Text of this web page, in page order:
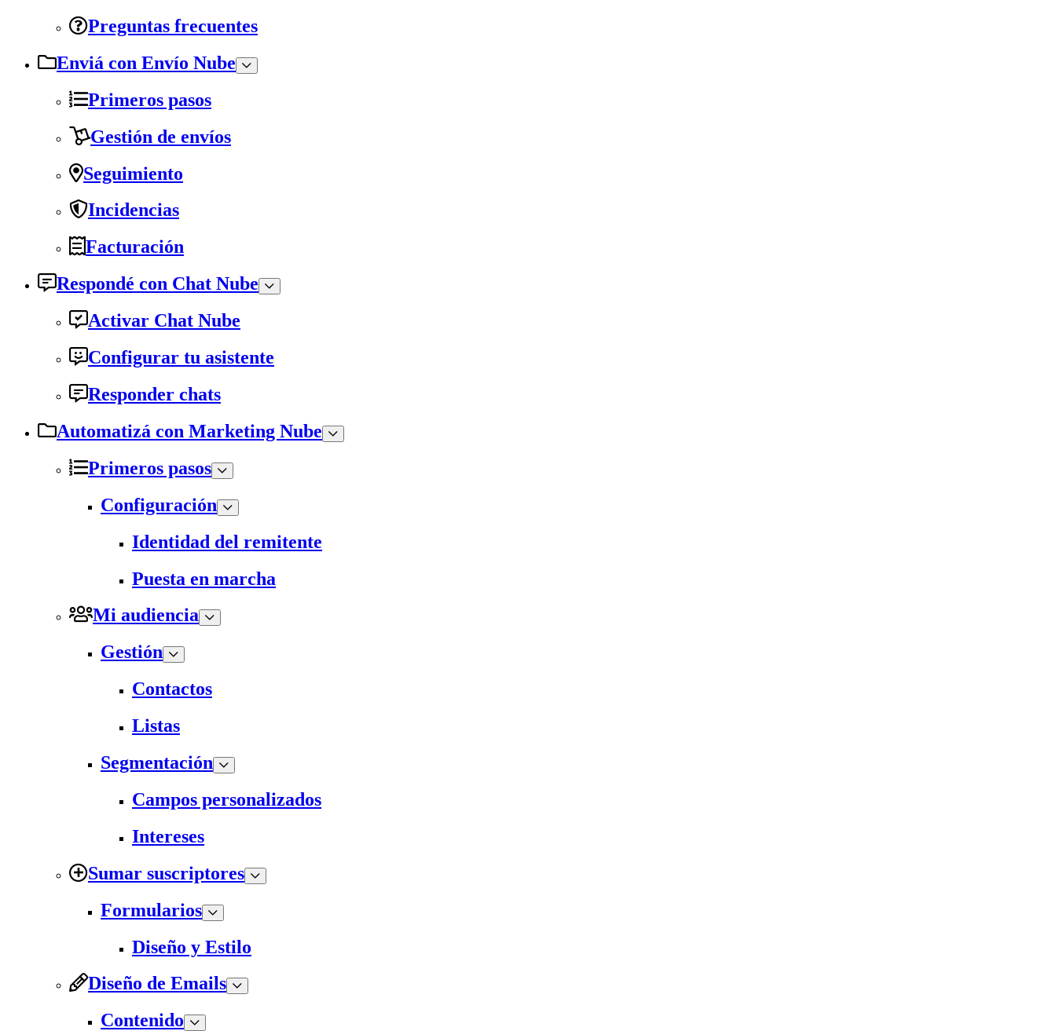
Preguntas frecuentes
Enviá con Envío Nube
Primeros pasos
Gestión de envíos
Seguimiento
Incidencias
Facturación
Respondé con Chat Nube
Activar Chat Nube
Configurar tu asistente
Responder chats
Automatizá con Marketing Nube
Primeros pasos
Configuración
Identidad del remitente
Puesta en marcha
Mi audiencia
Gestión
Contactos
Listas
Segmentación
Campos personalizados
Intereses
Sumar suscriptores
Formularios
Diseño y Estilo
Diseño de Emails
Contenido